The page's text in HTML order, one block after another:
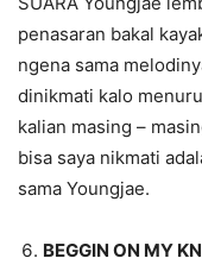
penasaran bakal
ngena sama
dinikmati kalo
kalian masing –
bisa saya nikmati
sama Youngjae.
BEGGIN ON MY